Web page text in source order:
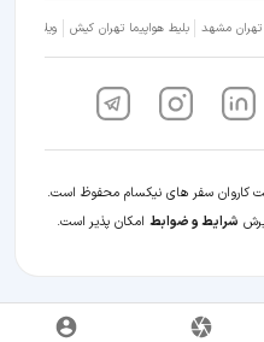
تهران مشهد بلیط هواپیما تهران کیش ویلا شمال
کاروان سفر های نیکسام محفوظ است.
شرایط و ضوابط امکان پذیر است.